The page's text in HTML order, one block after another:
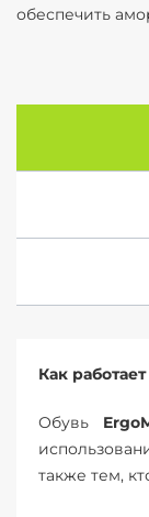
обеспечить
Как
Обувь
также тем,